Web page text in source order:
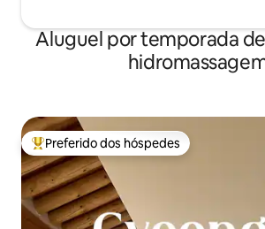
polegadas
Aluguel por temporada
Entre os melhores preferidos dos
Preferido dos hóspedes